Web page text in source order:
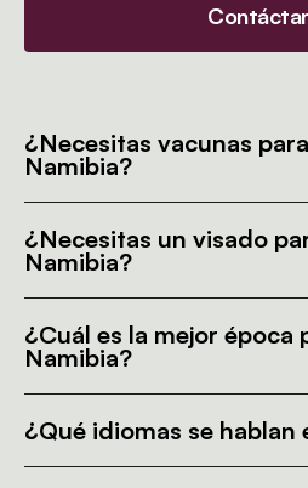
¿Necesitas vacunas
Namibia?
¿Necesitas un visado
Namibia?
¿Cuál es la mejor época
Namibia?
¿Qué idiomas se hablan